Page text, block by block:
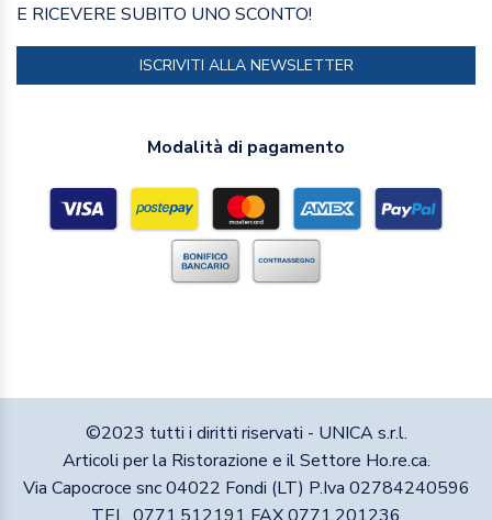
E RICEVERE SUBITO UNO SCONTO!
ISCRIVITI ALLA NEWSLETTER
Modalità di pagamento
©2023 tutti i diritti riservati - UNICA s.r.l.
Articoli per la Ristorazione e il Settore Ho.re.ca.
Via Capocroce snc 04022 Fondi (LT) P.Iva 02784240596